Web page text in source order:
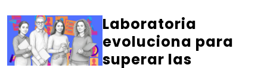
Laboratoria
evoluciona para
superar las